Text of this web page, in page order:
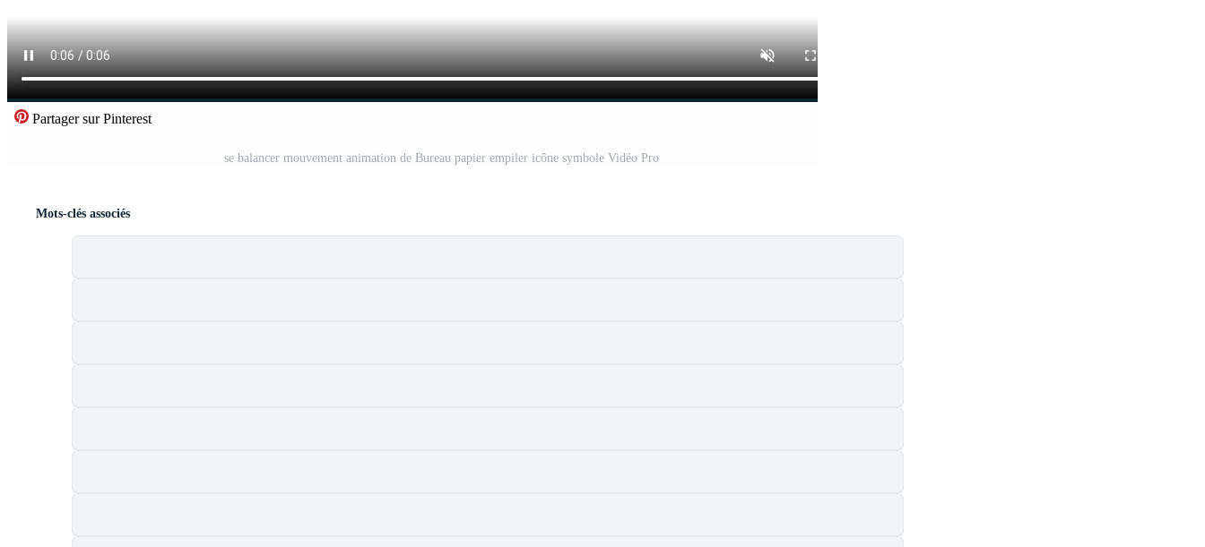
Partager sur Pinterest
se balancer mouvement animation de Bureau papier empiler icône symbole Vidéo Pro
Mots-clés associés